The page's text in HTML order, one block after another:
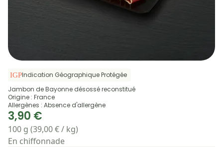
Indication Géographique Protégée
Jambon de Bayonne désossé reconstitué
Origine : France
Allergènes : Absence d'allergène
3,90 €
100 g (39,00 € / kg)
En chiffonnade